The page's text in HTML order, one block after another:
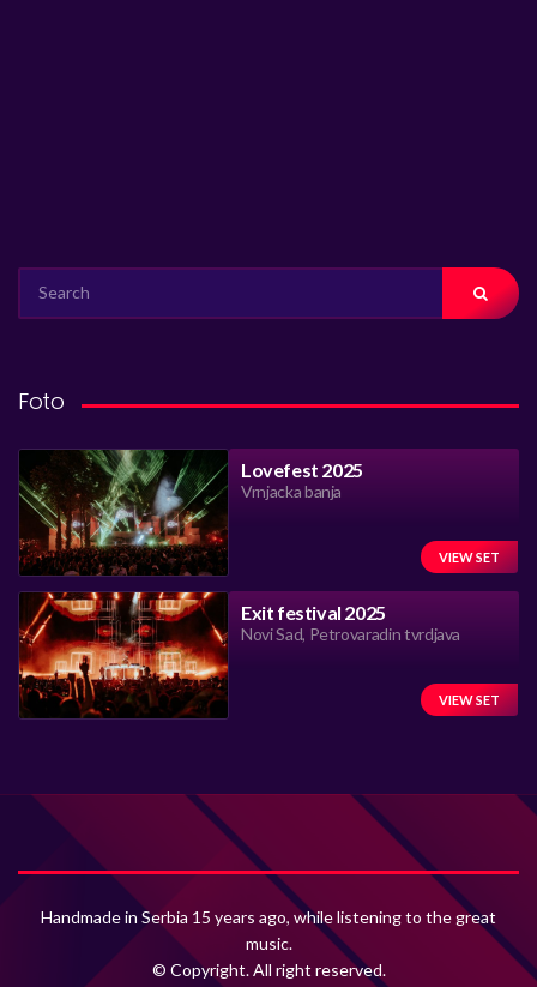
FOR:
Foto
Lovefest 2025
Vrnjacka banja
VIEW SET
Exit festival 2025
Novi Sad, Petrovaradin tvrdjava
VIEW SET
Handmade in Serbia 15 years ago, while listening to the great
music.
© Copyright. All right reserved.